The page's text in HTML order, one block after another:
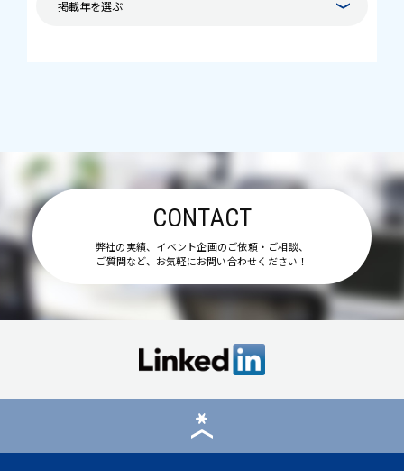
CONTACT
弊社の実績、イベント企画のご依頼・ご相談、
ご質問など、お気軽にお問い合わせください！